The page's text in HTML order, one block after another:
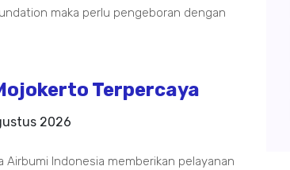
maka perlu pengeboran dengan
Terpercaya
2026
Airbumi Indonesia memberikan pelayanan